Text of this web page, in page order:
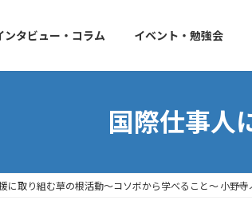
ンタビュー・コラム イベント・勉強会
国際仕事人
に取り組む草の根活動～コソボから学べること～ 小野